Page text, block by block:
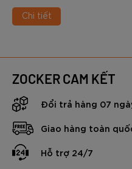
đấu chuyên nghiệp, số
ngày càng tăng mạnh.
và thi đấu.
Nắm bắt được xu hướng,
dòng giày pickleball
riêng cho những người
cùng khả năng kiểm soát
phân khúc tầm trung - cận
nhà Sóc đang thu hút sự
bóng vợt tại Việt Nam.
Vậy đôi giày Pickleball
Chi tiết
ZOCKER CAM KẾT
Đổi trả hàng 07
Giao hàng toàn
Hỗ trợ 24/7